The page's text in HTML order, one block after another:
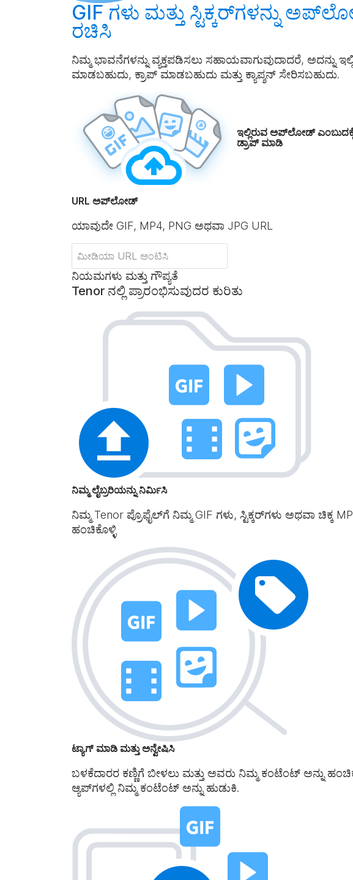
GIF ಗಳು ಮತ್ತು ಸ್ಟಿಕ್ಕರ್‌ಗಳನ್ನು
ರಚಿಸಿ
ನಿಮ್ಮ ಭಾವನೆಗಳನ್ನು ವ್ಯಕ್ತಪಡಿಸಲು ಸಹಾಯವಾಗುವುದಾದರೆ, ಅದನ್ನು
ಮಾಡಬಹುದು, ಕ್ರಾಪ್ ಮಾಡಬಹುದು ಮತ್ತು ಕ್ಯಾಪ್ಶನ್ ಸೇರಿಸಬಹುದು.
ಇಲ್ಲಿರುವ ಅಪ್‌ಲೋಡ್ ಎಂಬುದಕ್ಕೆ
ಡ್ರಾಪ್ ಮಾಡಿ
URL ಅಪ್‌ಲೋಡ್
ಯಾವುದೇ GIF, MP4, PNG ಅಥವಾ JPG URL
ನಿಯಮಗಳು ಮತ್ತು ಗೌಪ್ಯತೆ
Tenor ನಲ್ಲಿ ಪ್ರಾರಂಭಿಸುವುದರ ಕುರಿತು
ನಿಮ್ಮ ಲೈಬ್ರರಿಯನ್ನು ನಿರ್ಮಿಸಿ
ನಿಮ್ಮ Tenor ಪ್ರೊಫೈಲ್‌ಗೆ ನಿಮ್ಮ GIF ಗಳು, ಸ್ಟಿಕ್ಕರ್‌ಗಳು ಅಥವಾ
ಹಂಚಿಕೊಳ್ಳಿ
ಟ್ಯಾಗ್ ಮಾಡಿ ಮತ್ತು ಅನ್ವೇಷಿಸಿ
ಬಳಕೆದಾರರ ಕಣ್ಣಿಗೆ ಬೀಳಲು ಮತ್ತು ಅವರು ನಿಮ್ಮ ಕಂಟೆಂಟ್ ಅನ್ನು
ಆ್ಯಪ್‌ಗಳಲ್ಲಿ ನಿಮ್ಮ ಕಂಟೆಂಟ್ ಅನ್ನು ಹುಡುಕಿ.